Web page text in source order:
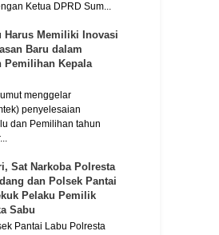
Ketua DPRD Sum...
Harus Memiliki Inovasi
Baru dalam
Pemilihan Kepala
menggelar
penyelesaian
dan Pemilihan tahun
Sat Narkoba Polresta
dan Polsek Pantai
Pelaku Pemilik
Sabu
Pantai Labu Polresta